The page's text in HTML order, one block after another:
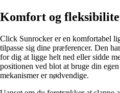
Komfort og
Click Sunrocker er en komfortabel
tilpasse sig dine præferencer. Den
for dig at ligge helt ned eller sidde
positionen ved blot at bruge din
mekanismer er nødvendige.